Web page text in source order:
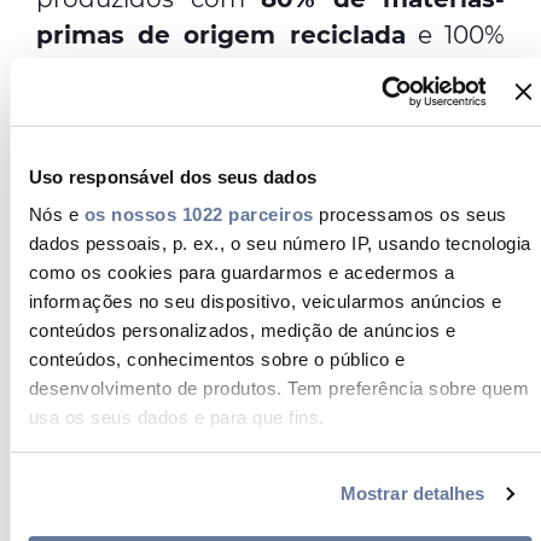
Uso responsável dos seus dados
Nós e os nossos 1022 parceiros processamos os seus
dados pessoais, p. ex., o seu número IP, usando tecnologia
como os cookies para guardarmos e acedermos a
informações no seu dispositivo, veicularmos anúncios e
conteúdos personalizados, medição de anúncios e
conteúdos, conhecimentos sobre o público e
desenvolvimento de produtos. Tem preferência sobre quem
usa os seus dados e para que fins.
Mostrar detalhes
primas de origem reciclada e 100%
reduzimos a nossa
mantendo a
eficiência e desempenho na
dos nossos produtoscontra
quaisquer danos, tanto no processo
de armazenagem como no
transporte.
A inovação e a sustentabilidade estão
no centro da atividade da Prysmian.
compromisso com o
planeta, todas as ações são